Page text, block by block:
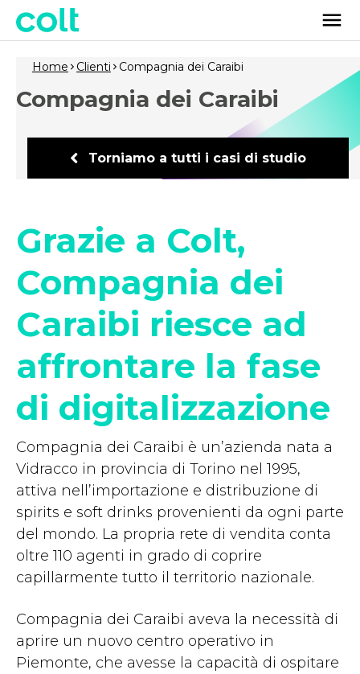
Home Clienti Compagnia dei Caraibi
Compagnia dei Caraibi
Torniamo a tutti i casi di studio
Grazie a Colt,
Compagnia dei
Caraibi riesce ad
affrontare la fase
di digitalizzazione
Compagnia dei Caraibi è un’azienda nata a
Vidracco in provincia di Torino nel 1995,
attiva nell’importazione e distribuzione di
spirits e soft drinks provenienti da ogni parte
del mondo. La propria rete di vendita conta
oltre 110 agenti in grado di coprire
capillarmente tutto il territorio nazionale.
Compagnia dei Caraibi aveva la necessità di
aprire un nuovo centro operativo in
Piemonte, che avesse la capacità di ospitare